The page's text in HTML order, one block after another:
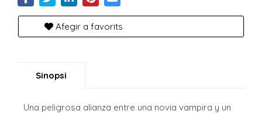
Afegir a favorits
Sinopsi
Una peligrosa alianza entre una novia vampira y un